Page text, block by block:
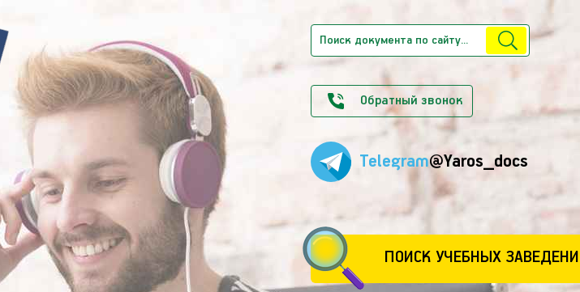
Обратный звонок
Telegram@Yaros_docs
ПОИСК УЧЕБНЫХ